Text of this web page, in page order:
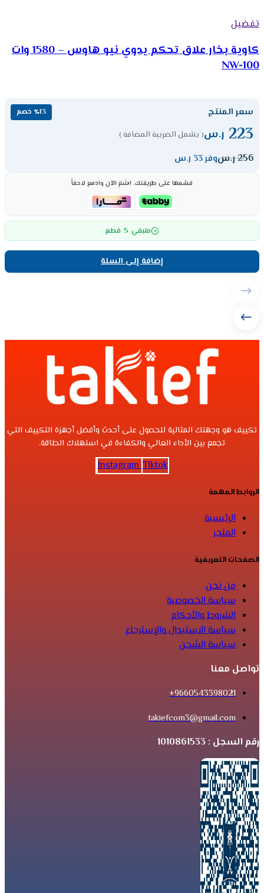
تفضيل
كاوية بخار علاق تحكم يدوي نيو هاوس – 1580 وات
NW-100
سعر المنتج ٪13 خصم
223 ر.س( يشمل الضريبة المضافة )
256ر.سوفر 33 ر.س
قسّمها على طريقتك، اشترِ الآن وادفع لاحقاً
متبقي 5 قطع
إضافة إلى السلة
تكييف هو وجهتك المثالية للحصول على أحدث وأفضل أجهزة التكييف التي
تجمع بين الأداء العالي والكفاءة في استهلاك الطاقة.
Instagram Tiktok
الروابط المهمة
الرئيسية
المتجر
الصفحات التعريفية
من نحن
سياسة الخصوصية
الشروط والأحكام
سياسة الاستبدال والإسترجاع
سياسة الشحن
تواصل معنا
9660543398021+
takiefcom3@gmail.com
رقم السجل : 1010861533